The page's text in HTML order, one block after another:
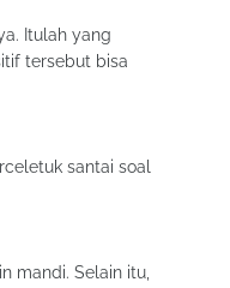
Itulah yang
tersebut bisa
santai soal
mandi. Selain itu,